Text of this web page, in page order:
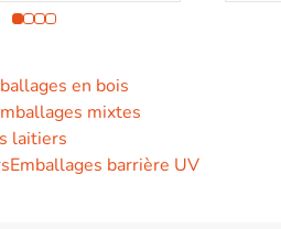
en bois
mixtes
laitiers
Emballages barrière UV